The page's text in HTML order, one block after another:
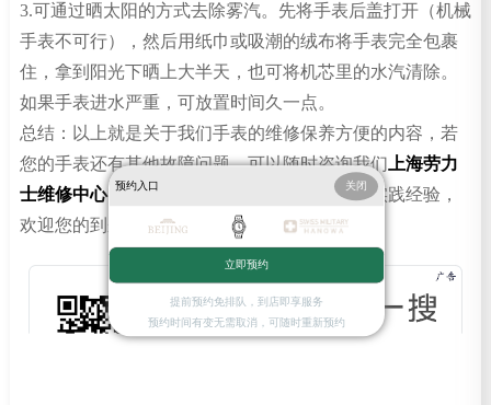
3.可通过晒太阳的方式去除雾汽。先将手表后盖打开（机械
手表不可行），然后用纸巾或吸潮的绒布将手表完全包裹
住，拿到阳光下晒上大半天，也可将机芯里的水汽清除。
如果手表进水严重，可放置时间久一点。
总结：以上就是关于我们手表的维修保养方便的内容，若
您的手表还有其他故障问题，可以随时咨询我们 上海劳力
士维修中心，我们有专业的维修团队和丰富的实践经验，
欢迎您的到来!
预约入口 关闭
立即预约
提前预约免排队，到店即享服务
预约时间有变无需取消，可随时重新预约